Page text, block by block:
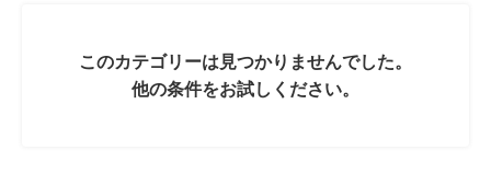
このカテゴリーは見つかりませんでした。
他の条件をお試しください。